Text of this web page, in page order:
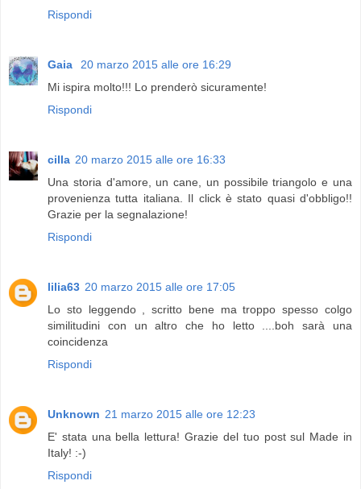
Rispondi
Gaia
20 marzo 2015 alle ore 16:29
Mi ispira molto!!! Lo prenderò sicuramente!
Rispondi
cilla 20 marzo 2015 alle ore 16:33
Una storia d'amore, un cane, un possibile triangolo e una
provenienza tutta italiana. Il click è stato quasi d'obbligo!!
Grazie per la segnalazione!
Rispondi
lilia63 20 marzo 2015 alle ore 17:05
Lo sto leggendo , scritto bene ma troppo spesso colgo
similitudini con un altro che ho letto ....boh sarà una
coincidenza
Rispondi
Unknown 21 marzo 2015 alle ore 12:23
E' stata una bella lettura! Grazie del tuo post sul Made in
Italy! :-)
Rispondi